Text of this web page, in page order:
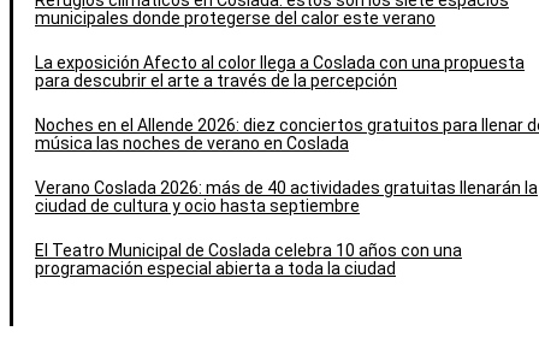
municipales donde protegerse del calor este verano
La exposición Afecto al color llega a Coslada con una propuesta
para descubrir el arte a través de la percepción
Noches en el Allende 2026: diez conciertos gratuitos para llenar
música las noches de verano en Coslada
Verano Coslada 2026: más de 40 actividades gratuitas llenarán la
ciudad de cultura y ocio hasta septiembre
El Teatro Municipal de Coslada celebra 10 años con una
programación especial abierta a toda la ciudad